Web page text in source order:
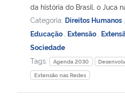
da história do Brasil, o Juca
Categoria: Direitos Humanos
Educação Extensão
Sociedade
Tags:
Agenda 2030
Extensão nas Redes